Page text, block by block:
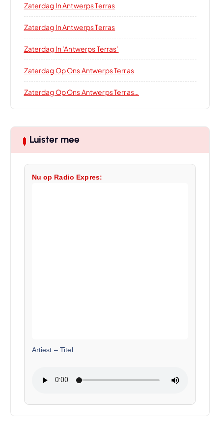
Zaterdag In Antwerps Terras
Zaterdag In Antwerps Terras
Zaterdag In ‘Antwerps Terras’
Zaterdag Op Ons Antwerps Terras
Zaterdag Op Ons Antwerps Terras…
Luister mee
Nu op Radio Expres:
Artiest – Titel